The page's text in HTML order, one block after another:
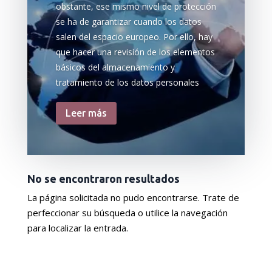
obstante, ese mismo nivel de protección
se ha de garantizar cuando los datos
salen del espacio europeo. Por ello, hay
que hacer una revisión de los elementos
básicos del almacenamiento y
tratamiento de los datos personales
Leer más
No se encontraron resultados
La página solicitada no pudo encontrarse. Trate de
perfeccionar su búsqueda o utilice la navegación
para localizar la entrada.